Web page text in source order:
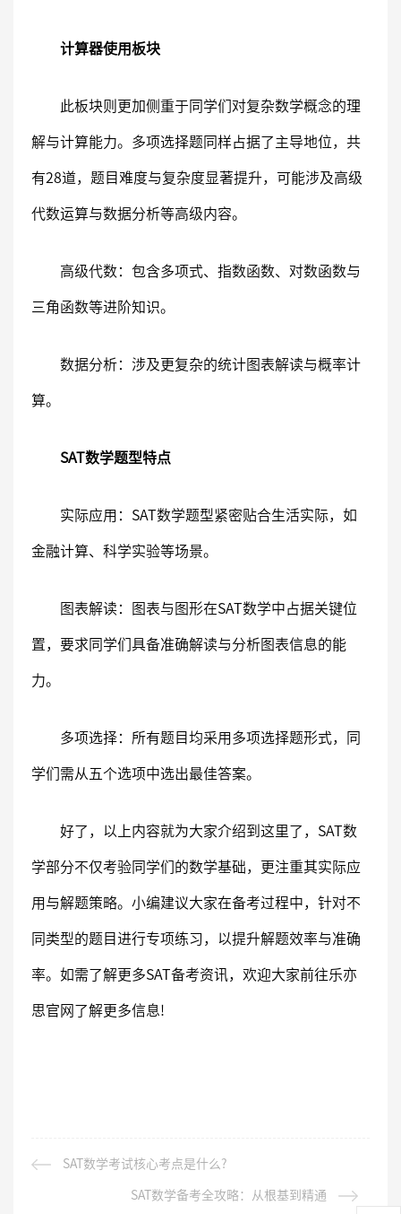
计算器使用板块
此板块则更加侧重于同学们对复杂数学概念的理
解与计算能力。多项选择题同样占据了主导地位，共
有28道，题目难度与复杂度显著提升，可能涉及高级
代数运算与数据分析等高级内容。
高级代数：包含多项式、指数函数、对数函数与
三角函数等进阶知识。
数据分析：涉及更复杂的统计图表解读与概率计
算。
SAT数学题型特点
实际应用：SAT数学题型紧密贴合生活实际，如
金融计算、科学实验等场景。
图表解读：图表与图形在SAT数学中占据关键位
置，要求同学们具备准确解读与分析图表信息的能
力。
多项选择：所有题目均采用多项选择题形式，同
学们需从五个选项中选出最佳答案。
好了，以上内容就为大家介绍到这里了，SAT数
学部分不仅考验同学们的数学基础，更注重其实际应
用与解题策略。小编建议大家在备考过程中，针对不
同类型的题目进行专项练习，以提升解题效率与准确
率。如需了解更多SAT备考资讯，欢迎大家前往乐亦
思官网了解更多信息!
SAT数学考试核心考点是什么?
SAT数学备考全攻略：从根基到精通